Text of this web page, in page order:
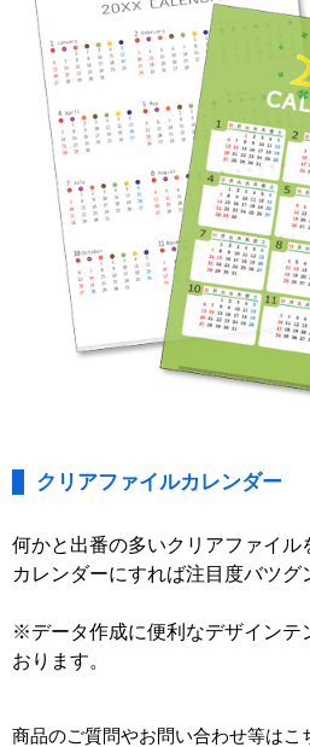
クリアファイルカレンダー
何かと出番の多いクリアファイル
カレンダーにすれば注目度バツグ
※データ作成に便利なデザインテ
おります。
商品のご質問やお問い合わせ等はこ